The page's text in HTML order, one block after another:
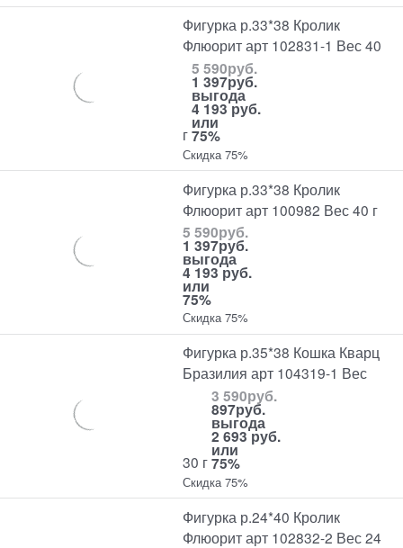
Фигурка р.33*38 Кролик
Флюорит арт 102831-1 Вес 40
г
5 590руб.
1 397руб.
выгода
4 193 руб.
или
75%
Скидка 75%
Фигурка р.33*38 Кролик
Флюорит арт 100982 Вес 40 г
5 590руб.
1 397руб.
выгода
4 193 руб.
или
75%
Скидка 75%
Фигурка р.35*38 Кошка Кварц
Бразилия арт 104319-1 Вес
30 г
3 590руб.
897руб.
выгода
2 693 руб.
или
75%
Скидка 75%
Фигурка р.24*40 Кролик
Флюорит арт 102832-2 Вес 24